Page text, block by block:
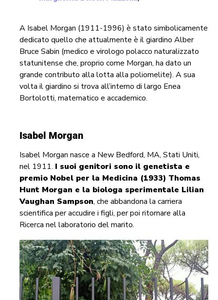
A Isabel Morgan (1911-1996) è stato simbolicamente
dedicato quello che attualmente è il giardino Alber
Bruce Sabin (medico e virologo polacco naturalizzato
statunitense che, proprio come Morgan, ha dato un
grande contributo alla lotta alla poliomelite). A sua
volta il giardino si trova all’interno di largo Enea
Bortolotti, matematico e accademico.
Isabel Morgan
Isabel Morgan nasce a New Bedford, MA, Stati Uniti,
nel 1911. I suoi genitori sono il genetista e
premio Nobel per la Medicina (1933) Thomas
Hunt Morgan e la biologa sperimentale Lilian
Vaughan Sampson, che abbandona la carriera
scientifica per accudire i figli, per poi ritornare alla
Ricerca nel laboratorio del marito.